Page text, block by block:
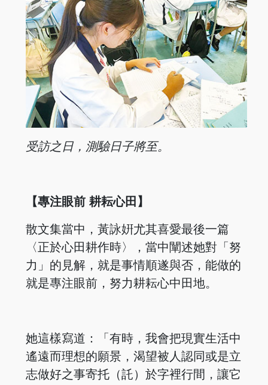
受訪之日，測驗日子將至。
【專注眼前 耕耘心田】
散文集當中，黃詠姸尤其喜愛最後一篇
〈正於心田耕作時〉，當中闡述她對「努
力」的見解，就是事情順遂與否，能做的
就是專注眼前，努力耕耘心中田地。
她這樣寫道：「有時，我會把現實生活中
遙遠而理想的願景，渴望被人認同或是立
志做好之事寄托（託）於字裡行間，讓它